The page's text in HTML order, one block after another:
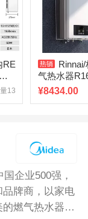
化。采用先进
快速实现恒定水
分钟连续燃烧后
能模式，1.5W
RE
13
气热水器
室内恒温内
¥8434.00
企业500强，
牌商，以家电
燃气热水器变